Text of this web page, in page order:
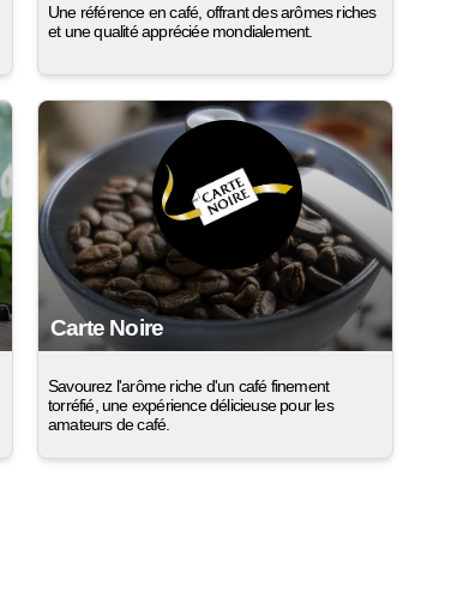
Une référence en café, offrant des arômes riches
et une qualité appréciée mondialement.
Carte Noire
Savourez l'arôme riche d'un café finement
torréfié, une expérience délicieuse pour les
amateurs de café.